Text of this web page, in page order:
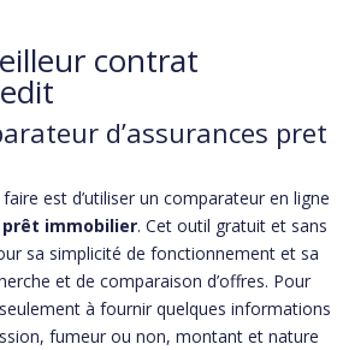
contrat
d’assurances pret
est d’utiliser un comparateur en ligne
immobilier. Cet outil gratuit et sans
sa simplicité de fonctionnement et sa
et de comparaison d’offres. Pour
à fournir quelques informations
fumeur ou non, montant et nature